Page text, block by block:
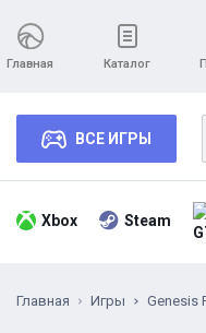
Главная Каталог
ВСЕ ИГРЫ
Xbox Steam
Главная Игры Genesis